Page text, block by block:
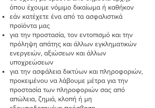
όπου έχουμε νόμιμο δικαίωμα ή καθήκον
εάν κατέχετε ένα από τα ασφαλιστικά
προϊόντα μας
για την προστασία, τον εντοπισμό και την
πρόληψη απάτης και άλλων εγκληματικών
ενεργειών, αξιώσεων και άλλων
υποχρεώσεων
για την ασφάλεια δικτύων και πληροφοριών,
προκειμένου να λάβουμε μέτρα για την
προστασία των πληροφοριών σας από
απώλεια, ζημιά, κλοπή ή μη